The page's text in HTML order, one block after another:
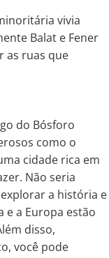
vivia
Balat e Fener
as ruas que
do Bósforo
como o
cidade rica em
Não seria
a história e
e a Europa estão
disso,
você pode